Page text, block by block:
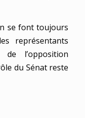
se font toujours
représentants
l’opposition
du Sénat reste